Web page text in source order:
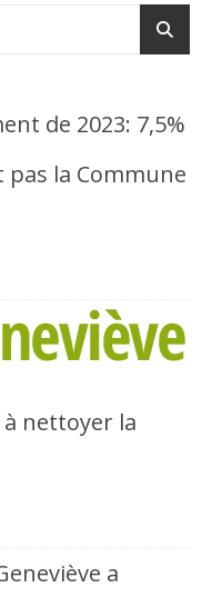
de 2023: 7,5%
pas la Commune
nettoyer la
a